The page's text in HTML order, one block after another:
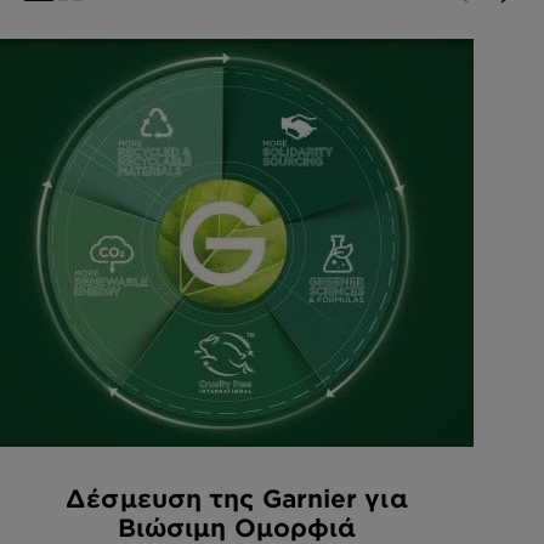
Δέσμευση της Garnier για
Βιώσιμη Ομορφιά